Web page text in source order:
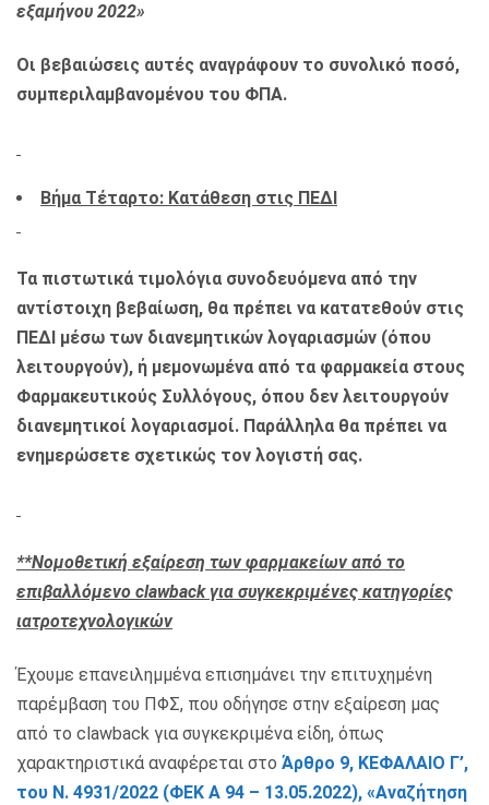
εξαμήνου 2022»
Οι βεβαιώσεις αυτές αναγράφουν το συνολικό ποσό,
συμπεριλαμβανομένου του ΦΠΑ.
Βήμα Τέταρτο: Κατάθεση στις ΠΕΔΙ
Τα πιστωτικά τιμολόγια συνοδευόμενα από την
αντίστοιχη βεβαίωση, θα πρέπει να κατατεθούν στις
ΠΕΔΙ μέσω των διανεμητικών λογαριασμών (όπου
λειτουργούν), ή μεμονωμένα από τα φαρμακεία στους
Φαρμακευτικούς Συλλόγους, όπου δεν λειτουργούν
διανεμητικοί λογαριασμοί. Παράλληλα θα πρέπει να
ενημερώσετε σχετικώς τον λογιστή σας.
**Νομοθετική εξαίρεση των φαρμακείων από το
επιβαλλόμενο clawbackγια συγκεκριμένες κατηγορίες
ιατροτεχνολογικών
Έχουμε επανειλημμένα επισημάνει την επιτυχημένη
παρέμβαση του ΠΦΣ, που οδήγησε στην εξαίρεση μας
από το clawback για συγκεκριμένα είδη, όπως
χαρακτηριστικά αναφέρεται στο Άρθρο 9, ΚΕΦΑΛΑΙΟ Γ’,
του Ν. 4931/2022 (ΦΕΚ A 94 – 13.05.2022), «Αναζήτηση